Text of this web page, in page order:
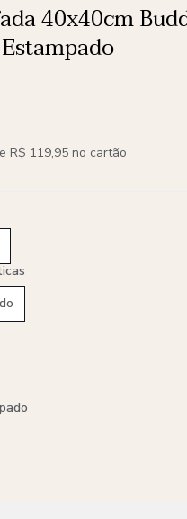
40x40cm
R$ 119,95 no cartão